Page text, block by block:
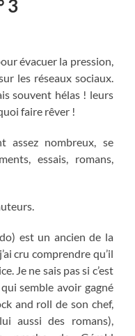
3
évacuer la pression,
les réseaux sociaux.
souvent hélas ! leurs
faire rêver !
assez nombreux, se
essais, romans,
est un ancien de la
cru comprendre qu’il
Je ne sais pas si c’est
semble avoir gagné
and roll de son chef,
aussi des romans),